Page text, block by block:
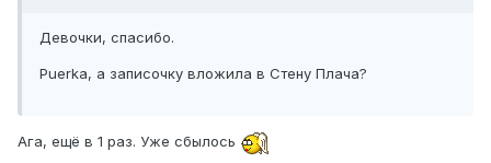
Девочки, спасибо.
Puerka, а записочку вложила в Стену Плача?
Ага, ещё в 1 раз. Уже сбылось